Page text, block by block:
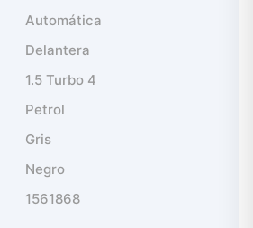
Automática
Delantera
1.5 Turbo 4
Petrol
Gris
Negro
1561868